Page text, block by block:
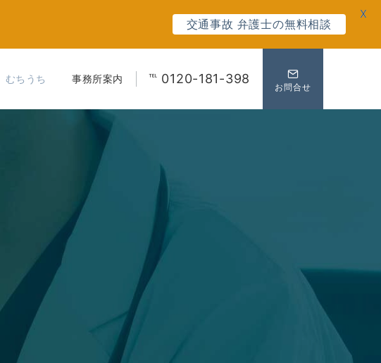
むちうち 事務所案内 ℡ 0120-181-398
お問合せ
交通事故 弁護士の無料相談
X